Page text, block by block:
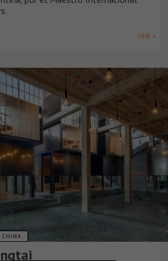
VER +
CHINA